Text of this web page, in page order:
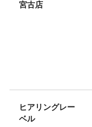
宮古店
ヒアリングレー
ベル